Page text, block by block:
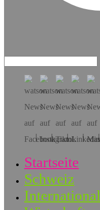
Startseite
Schweiz
International